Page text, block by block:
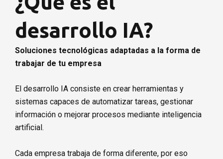
Solicitar asesoramiento
desarrollo IA?
Soluciones tecnológicas adaptadas a la forma de
trabajar de tu empresa
El desarrollo IA consiste en crear herramientas y
sistemas capaces de automatizar tareas, gestionar
información o mejorar procesos mediante inteligencia
artificial.
Cada empresa trabaja de forma diferente, por eso